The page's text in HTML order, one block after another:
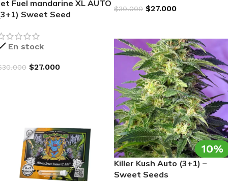
$30.000 $27.000
Fuel mandarine XL AUTO
Sweet Seed
En stock
30.000 $27.000
10%
Killer Kush Auto (3+1) –
Sweet Seeds